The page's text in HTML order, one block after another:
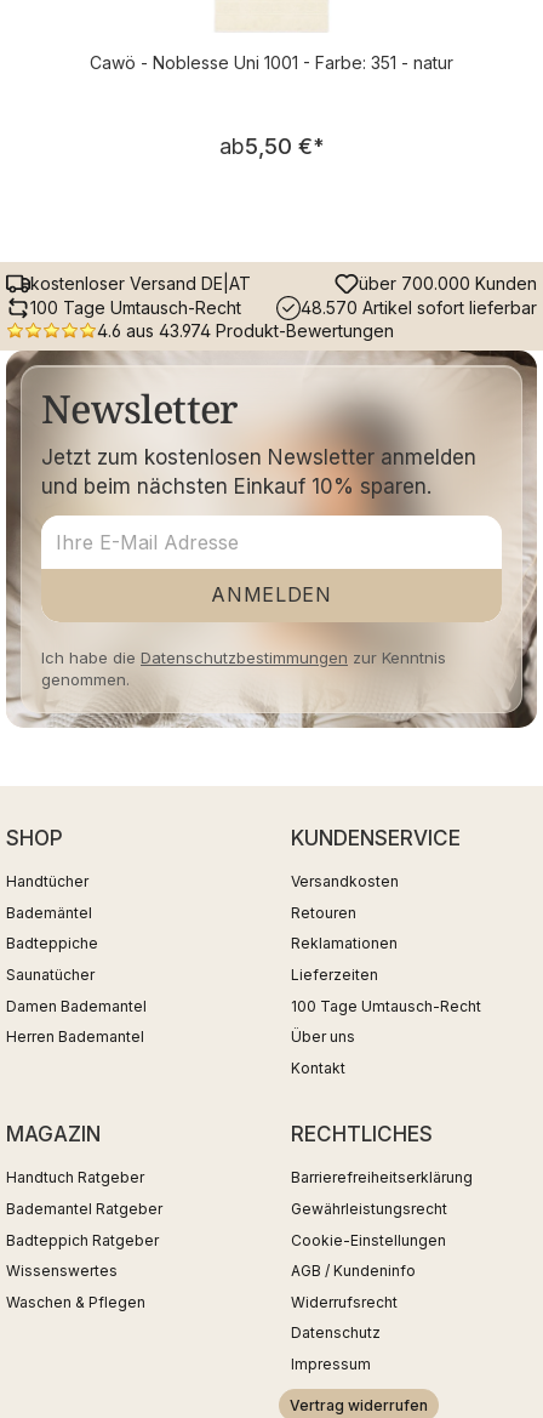
Cawö - Noblesse Uni 1001 - Farbe: 351 - natur
Regulärer Preis:
ab5,50 €*
kostenloser Versand DE|AT
über 700.000 Kunden
100 Tage Umtausch-Recht
48.570 Artikel sofort lieferbar
4.6 aus 43.974 Produkt-Bewertungen
Newsletter
Jetzt zum kostenlosen Newsletter anmelden
und beim nächsten Einkauf 10% sparen.
ANMELDEN
Ich habe die Datenschutzbestimmungen zur Kenntnis
genommen.
SHOP
Handtücher
Bademäntel
Badteppiche
Saunatücher
Damen Bademantel
Herren Bademantel
KUNDENSERVICE
Versandkosten
Retouren
Reklamationen
Lieferzeiten
100 Tage Umtausch-Recht
Über uns
Kontakt
MAGAZIN
Handtuch Ratgeber
Bademantel Ratgeber
Badteppich Ratgeber
Wissenswertes
Waschen & Pflegen
RECHTLICHES
Barrierefreiheitserklärung
Gewährleistungsrecht
Cookie-Einstellungen
AGB / Kundeninfo
Widerrufsrecht
Datenschutz
Impressum
Vertrag widerrufen